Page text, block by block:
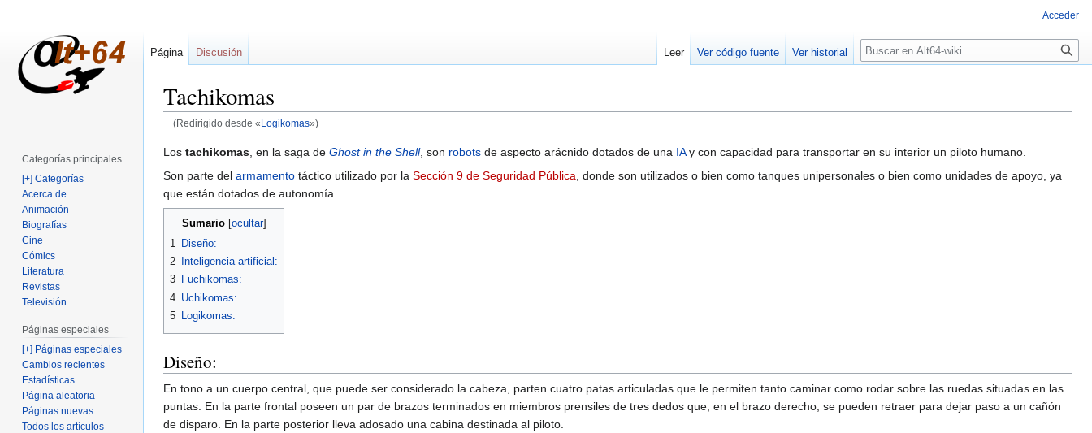
Tachikomas
(Redirigido desde « Logikomas»)
Ir
a
Ir
a
Los tachikomas , en la saga de Ghost in the Shell, son robots de aspecto arácnido dotados de una IAy con capacidad para transportar en su interior un piloto humano.
Son parte del armamento táctico utilizado por la Sección 9 de Seguridad Pública , donde son utilizados o bien como tanques unipersonales o bien como unidades de apoyo, ya
que están dotados de autonomía.
Sumario
1
Diseño:
2
Inteligencia artificial:
3 Fuchikomas:
4 Uchikomas:
5
Logikomas:
Diseño:
En tono a un cuerpo central, que puede ser considerado la cabeza, parten cuatro patas articuladas que le permiten tanto caminar como rodar sobre las ruedas situadas en las
puntas. En la parte frontal poseen un par de brazos terminados en miembros prensiles de tres dedos que, en el brazo derecho, se pueden retraer para dejar paso a un cañón
de disparo. En la parte posterior lleva adosado una cabina destinada al piloto.
Acceder
Página Discusión Leer Ver código fuente Ver historial Buscar
Categorías principales
[+] Categorías
Acerca de...
Animación
Biografías
Cine
Cómics
Literatura
Revistas
Televisión
Páginas especiales
[+] Páginas especiales
Cambios recientes
Estadísticas
Página aleatoria
Páginas nuevas
Todos los artículos